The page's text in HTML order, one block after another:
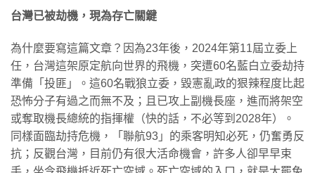
台灣已被劫機，現為存亡關鍵
為什麼要寫這篇文章？因為23年後，2024年第11屆立委上
任，台灣這架原定航向世界的飛機，突遭60名藍白立委劫持
準備「投匪」。這60名戰狼立委，毀憲亂政的狠辣程度比起
恐怖分子有過之而無不及；且已攻上副機長座，進而將架空
或奪取機長總統的指揮權（快的話，不必等到2028年）。
同樣面臨劫持危機，「聯航93」的乘客明知必死，仍奮勇反
抗；反觀台灣，目前仍有很大活命機會，許多人卻早早束